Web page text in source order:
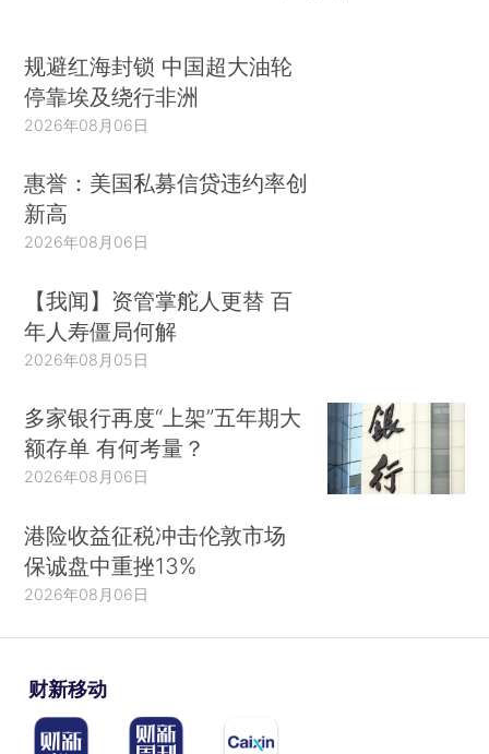
规避红海封锁 中国超大油轮
停靠埃及绕行非洲
2026年08月06日
惠誉：美国私募信贷违约率创
新高
2026年08月06日
【我闻】资管掌舵人更替 百
年人寿僵局何解
2026年08月05日
多家银行再度“上架”五年期大
额存单 有何考量？
2026年08月06日
港险收益征税冲击伦敦市场
保诚盘中重挫13%
2026年08月06日
财新移动